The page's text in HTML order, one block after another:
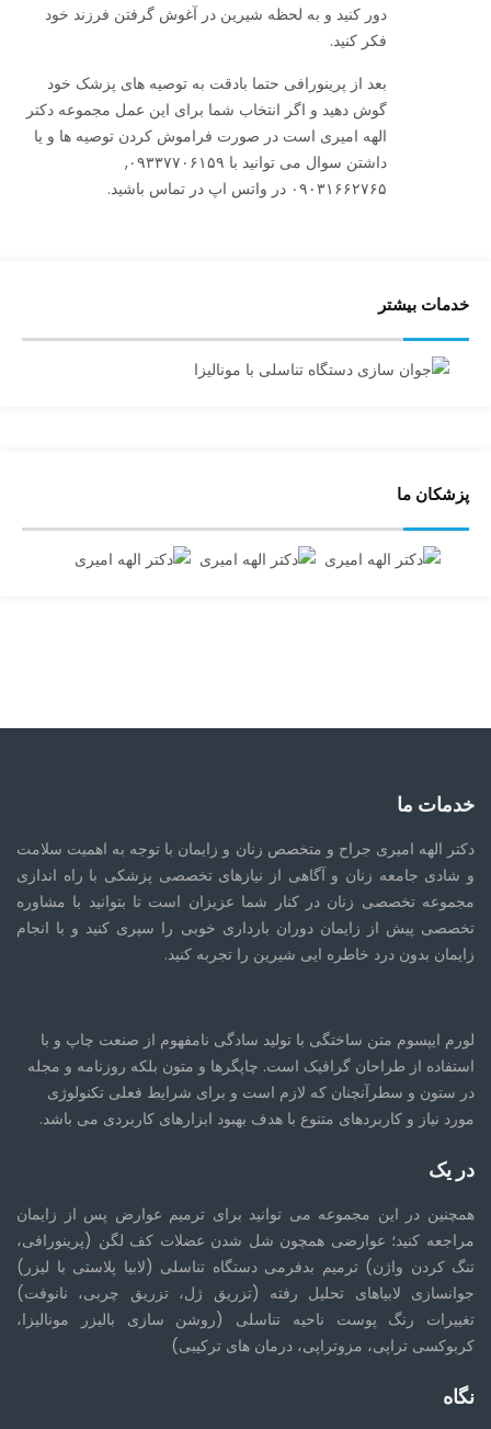
دور کنید و به لحظه شیرین در آغوش گرفتن فرزند خود
فکر کنید.
بعد از پرینورافی حتما بادقت به توصیه های پزشک خود
گوش دهید و اگر انتخاب شما برای این عمل مجموعه دکتر
الهه امیری است در صورت فراموش کردن توصیه ها و یا
داشتن سوال می توانید با ۰۹۳۳۷۷۰۶۱۵۹,
۰۹۰۳۱۶۶۲۷۶۵ در واتس اپ در تماس باشید.
خدمات بیشتر
پزشکان ما
خدمات ما
دکتر الهه امیری جراح و متخصص زنان و زایمان با توجه به اهمیت سلامت
و شادی جامعه زنان و آگاهی از نیازهای تخصصی پزشکی با راه اندازی
مجموعه تخصصی زنان در کنار شما عزیزان است تا بتوانید با مشاوره
تخصصی پیش از زایمان دوران بارداری خوبی را سپری کنید و با انجام
زایمان بدون درد خاطره ایی شیرین را تجربه کنید.
لورم ایپسوم متن ساختگی با تولید سادگی نامفهوم از صنعت چاپ و با
استفاده از طراحان گرافیک است. چاپگرها و متون بلکه روزنامه و مجله
در ستون و سطرآنچنان که لازم است و برای شرایط فعلی تکنولوژی
مورد نیاز و کاربردهای متنوع با هدف بهبود ابزارهای کاربردی می باشد.
در یک
همچنین در این مجموعه می توانید برای ترمیم عوارض پس از زایمان
مراجعه کنید؛ عوارضی همچون شل شدن عضلات کف لگن (پرینورافی،
تنگ کردن واژن) ترمیم بدفرمی دستگاه تناسلی (لابیا پلاستی با لیزر)
جوانسازی لابیاهای تحلیل رفته (تزریق ژل، تزریق چربی، نانوفت)
تغییرات رنگ پوست ناحیه تناسلی (روشن سازی بالیزر مونالیزا،
کربوکسی تراپی، مزوتراپی، درمان های ترکیبی)
نگاه